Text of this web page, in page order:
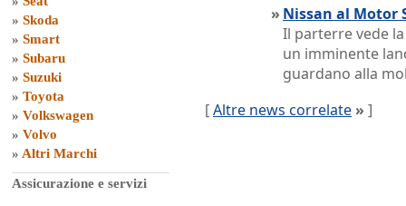
» Skoda
» Smart
» Subaru
» Suzuki
» Toyota
» Volkswagen
» Volvo
» Altri Marchi
Assicurazione e servizi
» Nissan al Motor
Il parterre vede
un imminente
guardano alla
[Altre news correlate » ]